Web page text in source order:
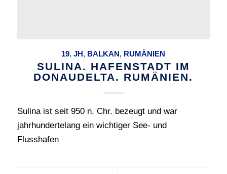
19. JH, BALKAN, RUMÄNIEN
SULINA. HAFENSTADT IM
DONAUDELTA. RUMÄNIEN.
Sulina ist seit 950 n. Chr. bezeugt und war
jahrhundertelang ein wichtiger See- und
Flusshafen